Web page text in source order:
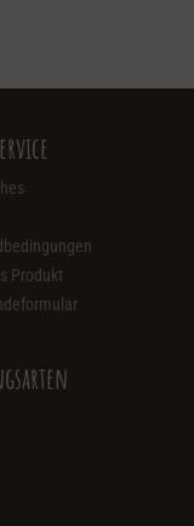
Produkt